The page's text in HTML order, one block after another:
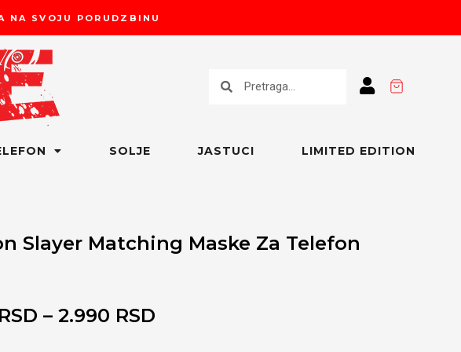
NA SVOJU PORUDZBINU
SOLJE JASTUCI LIMITED EDITION
Slayer Matching Maske Za Telefon
RSD – 2.990 RSD